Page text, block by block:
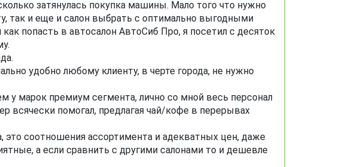
затянулась покупка машины. Мало того что нужно
так и еще и салон выбрать с оптимально выгодными
попасть в автосалон АвтоСиб Про, я посетил с десяток
удобно любому клиенту, в черте города, не нужно
у марок премиум сегмента, лично со мной весь персонал
всячески помогал, предлагая чай/кофе в перерывах
это соотношения ассортимента и адекватных цен, даже
а если сравнить с другими салонами то и дешевле